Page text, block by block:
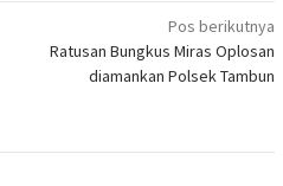
Pos berikutnya
Ratusan Bungkus Miras Oplosan
diamankan Polsek Tambun